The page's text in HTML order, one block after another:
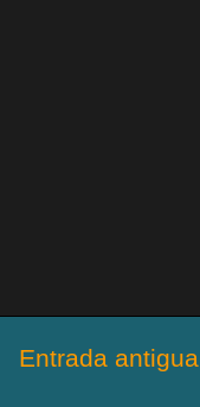
Entrada antigua